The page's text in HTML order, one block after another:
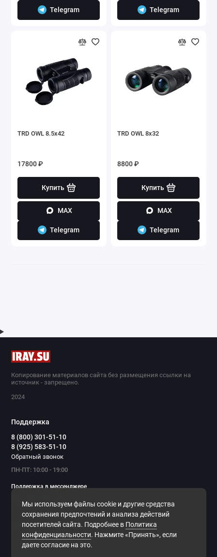
Telegram Telegram
TRD OWL 8.5x42
17800 ₽
Купить
MAX
Telegram
TRD OWL 8x32
8800 ₽
Купить
MAX
Telegram
Мы используем файлы cookie и другие средства
сохранения предпочтений и анализа действий
посетителей сайта. Подробнее в Политика
конфиденциальности. Нажмите «Принять», если
даете согласие на это.
Копирование материалов сайта без размещения ссылки на
источник - запрещено.
2024
Поддержка
8 (800) 301-51-10
8 (925) 583-51-10
Обратный звонок
ПН-ПТ: 10:00 - 19:00
Поддержка в мессенджере
Мы в сети